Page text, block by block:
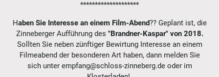
********************
Haben Sie Interesse an einem Film-Abend?? Geplant ist, die
Zinneberger Aufführung des "Brandner-Kaspar" von 2018.
Sollten Sie neben zünftiger Bewirtung Interesse an einem
Filmeabend der besonderen Art haben, dann melden Sie
sich unter empfang@schloss-zinneberg.de oder im